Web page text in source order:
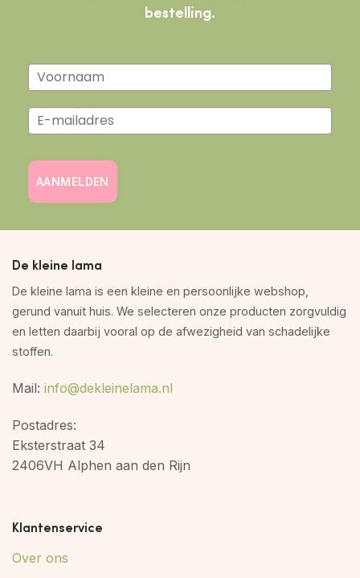
bestelling.
AANMELDEN
De kleine lama
De kleine lama is een kleine en persoonlijke webshop,
gerund vanuit huis. We selecteren onze producten zorgvuldig
en letten daarbij vooral op de afwezigheid van schadelijke
stoffen.
Mail: info@dekleinelama.nl
Postadres:
Eksterstraat 34
2406VH Alphen aan den Rijn
Klantenservice
Over ons